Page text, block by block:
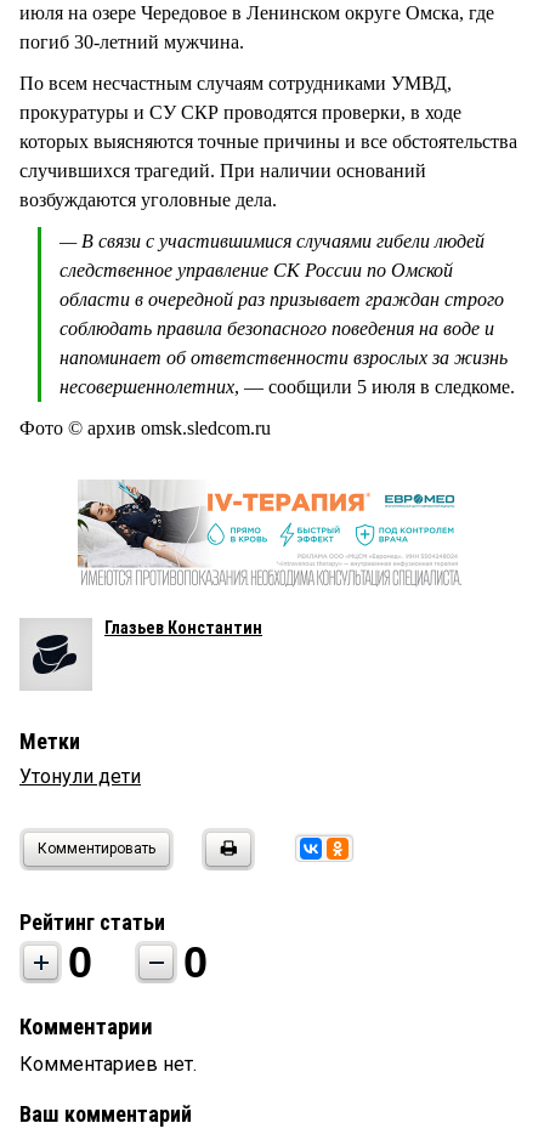
июля на озере Чередовое в Ленинском округе Омска, где
погиб 30-летний мужчина.
По всем несчастным случаям сотрудниками УМВД,
прокуратуры и СУ СКР проводятся проверки, в ходе
которых выясняются точные причины и все обстоятельства
случившихся трагедий. При наличии оснований
возбуждаются уголовные дела.
— В связи с участившимися случаями гибели людей
следственное управление СК России по Омской
области в очередной раз призывает граждан строго
соблюдать правила безопасного поведения на воде и
напоминает об ответственности взрослых за жизнь
несовершеннолетних, — сообщили 5 июля в следкоме.
Фото © архив omsk.sledcom.ru
Глазьев Константин
Метки
Утонули дети
Комментировать
Рейтинг статьи
0 0
Комментарии
Комментариев нет.
Ваш комментарий